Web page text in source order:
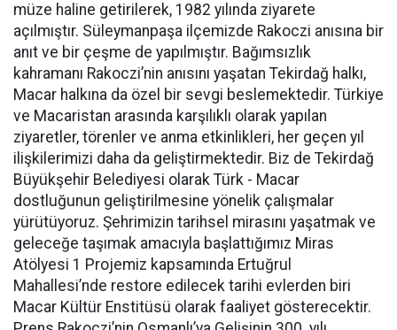
müze haline getirilerek, 1982 yılında ziyarete
açılmıştır. Süleymanpaşa ilçemizde Rakoczi anısına bir
anıt ve bir çeşme de yapılmıştır. Bağımsızlık
kahramanı Rakoczi’nin anısını yaşatan Tekirdağ halkı,
Macar halkına da özel bir sevgi beslemektedir. Türkiye
ve Macaristan arasında karşılıklı olarak yapılan
ziyaretler, törenler ve anma etkinlikleri, her geçen yıl
ilişkilerimizi daha da geliştirmektedir. Biz de Tekirdağ
Büyükşehir Belediyesi olarak Türk - Macar
dostluğunun geliştirilmesine yönelik çalışmalar
yürütüyoruz. Şehrimizin tarihsel mirasını yaşatmak ve
geleceğe taşımak amacıyla başlattığımız Miras
Atölyesi 1 Projemiz kapsamında Ertuğrul
Mahallesi’nde restore edilecek tarihi evlerden biri
Macar Kültür Enstitüsü olarak faaliyet gösterecektir.